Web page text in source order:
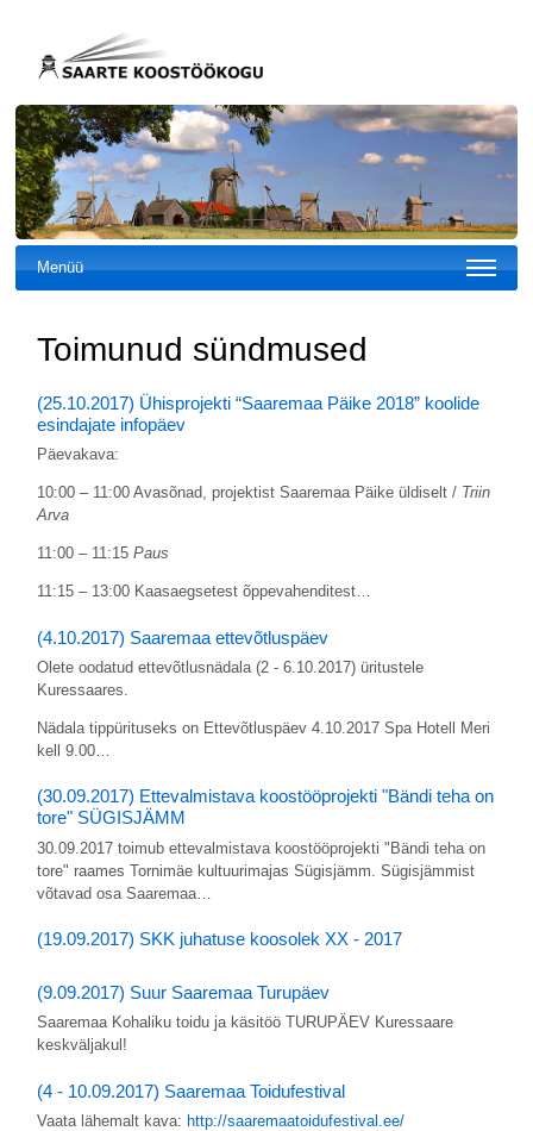
Menüü
Toimunud sündmused
(25.10.2017) Ühisprojekti “Saaremaa Päike 2018” koolide
esindajate infopäev
Päevakava:
10:00 – 11:00 Avasõnad, projektist Saaremaa Päike üldiselt / Triin
Arva
11:00 – 11:15 Paus
11:15 – 13:00 Kaasaegsetest õppevahenditest…
(4.10.2017) Saaremaa ettevõtluspäev
Olete oodatud ettevõtlusnädala (2 - 6.10.2017) üritustele
Kuressaares.
Nädala tippürituseks on Ettevõtluspäev 4.10.2017 Spa Hotell Meri
kell 9.00…
(30.09.2017) Ettevalmistava koostööprojekti "Bändi teha on
tore" SÜGISJÄMM
30.09.2017 toimub ettevalmistava koostööprojekti "Bändi teha on
tore" raames Tornimäe kultuurimajas Sügisjämm. Sügisjämmist
võtavad osa Saaremaa…
(19.09.2017) SKK juhatuse koosolek XX - 2017
(9.09.2017) Suur Saaremaa Turupäev
Saaremaa Kohaliku toidu ja käsitöö TURUPÄEV Kuressaare
keskväljakul!
(4 - 10.09.2017) Saaremaa Toidufestival
Vaata lähemalt kava: http://saaremaatoidufestival.ee/